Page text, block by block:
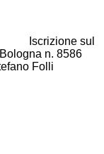
Iscrizione sul
n. 8586
Folli